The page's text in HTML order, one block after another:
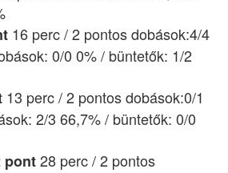
16 perc / 2 pontos dobások:4/4
0/0 0% / büntetők: 1/2
13 perc / 2 pontos dobások:0/1
2/3 66,7% / büntetők: 0/0
pont28 perc / 2 pontos